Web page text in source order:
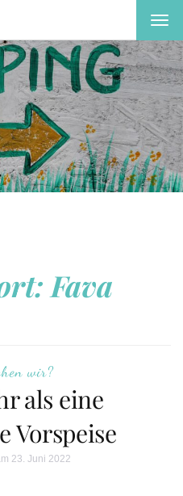
Fava
wir?
als eine
Vorspeise
23. Juni 2022